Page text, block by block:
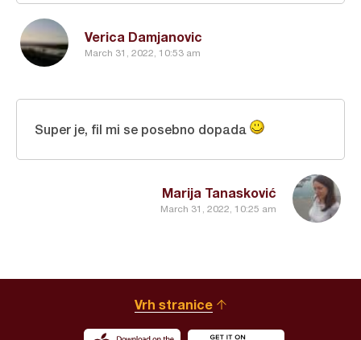
Verica Damjanovic
March 31, 2022, 10:53 am
Marija Tanasković
March 31, 2022, 10:25 am
Super je, fil mi se posebno dopada
Vrh stranice